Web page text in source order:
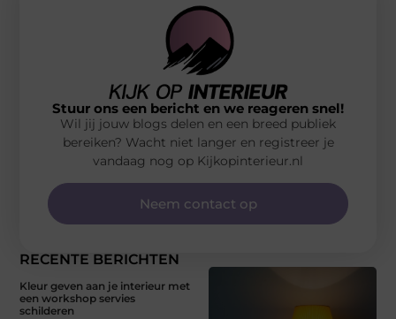
RECENTE BERICHTEN
Kleur geven aan je interieur met
een workshop servies
schilderen
Stuur ons een bericht en we reageren snel!
Wil jij jouw blogs delen en een breed publiek
bereiken? Wacht niet langer en registreer je
vandaag nog op Kijkopinterieur.nl
Neem contact op